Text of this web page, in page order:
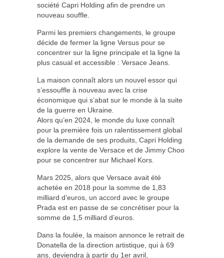
société Capri Holding afin de prendre un
nouveau souffle.
Parmi les premiers changements, le groupe
décide de fermer la ligne Versus pour se
concentrer sur la ligne principale et la ligne la
plus casual et accessible : Versace Jeans.
La maison connaît alors un nouvel essor qui
s’essouffle à nouveau avec la crise
économique qui s’abat sur le monde à la suite
de la guerre en Ukraine.
Alors qu’en 2024, le monde du luxe connaît
pour la première fois un ralentissement global
de la demande de ses produits, Capri Holding
explore la vente de Versace et de Jimmy Choo
pour se concentrer sur Michael Kors.
Mars 2025, alors que Versace avait été
achetée en 2018 pour la somme de 1,83
milliard d’euros, un accord avec le groupe
Prada est en passe de se concrétiser pour la
somme de 1,5 milliard d’euros.
Dans la foulée, la maison annonce le retrait de
Donatella de la direction artistique, qui à 69
ans, deviendra à partir du 1er avril,